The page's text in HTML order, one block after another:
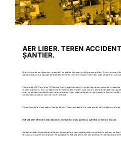
AER LIBER. TEREN
ȘANTIER.
Știm că nu este un showroom impecabil, cu podele lucioase și utilaje expuse static. Și nici nu ne-am
aducă industria mai aproape de realitatea din teren. Am ales locații în aer liber, unde utilajele și
Pentru ediția 2027 am ales TCS Racing Park, lângă București, o locație deja bine cunoscută în
în ultimul deceniu. Aici, condițiile pot fi imprevizibile. Putem avea soare și peste 30 de grade sau
mari, cu atât demonstrațiile devin mai relevante. Vom vedea utilajele și camioanele la lucru în condiții
continuitatea lucrărilor sunt cele care contează.
Ploaie torențială. Noroi adânc. Rampe dificile. Teren accidentat. Da, este posibil să le întâlnim pe
RoBuild 2027 reflectă esența industriei construcțiilor: reală, puternică, autentică și mereu în mișcare.
Suntem mândri să prezentăm utilajele, tehnologiile și camioanele pentru construcții în acțiune, nu
de cauciuc sau pelerina de ploaie. Te așteptăm la RoBuild pentru trei zile petrecute în adevărata